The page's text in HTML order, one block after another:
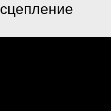
сцепление